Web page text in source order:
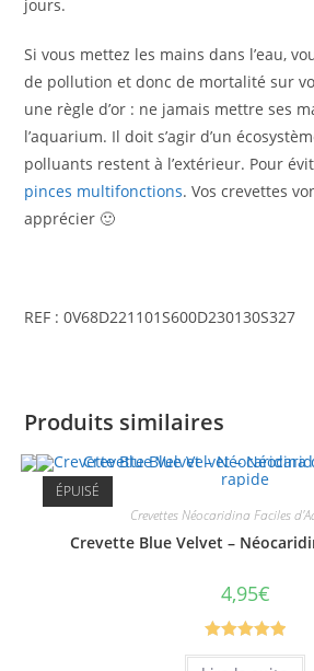
jours.
Si vous mettez les mains dans l’eau,
de pollution et donc de mortalité sur
une règle d’or : ne jamais mettre ses
l’aquarium. Il doit s’agir d’un
polluants restent à l’extérieur. Pour
pinces multifonctions. Vos crevettes
apprécier 🙂
REF : 0V68D221101S600D230130S327
Produits similaires
ÉPUISÉ
rapide
Crevettes Néocaridina Faciles
Crevette Blue Velvet –
4,95€
Note5.00